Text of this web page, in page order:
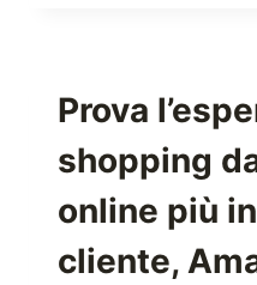
A
CON
I
SERVIZI
DI
Prova
shopping
online più
cliente,